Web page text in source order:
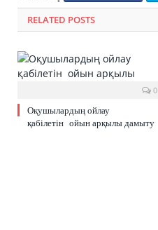
RELATED POSTS
0
Оқушылардың ойлау
қабілетін ойын арқылы дамыту